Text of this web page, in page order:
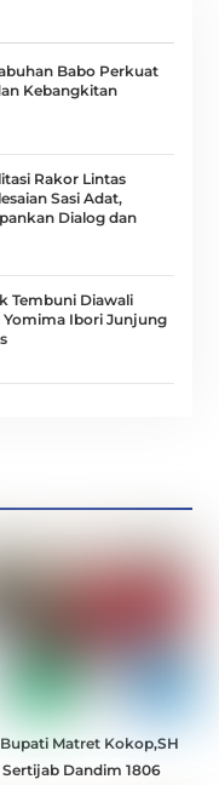
Babo Perkuat
Kebangkitan
Rakor Lintas
Sasi Adat,
Dialog dan
Tembuni Diawali
Yomima Ibori Junjung
Matret Kokop,SH
Sertijab Dandim 1806